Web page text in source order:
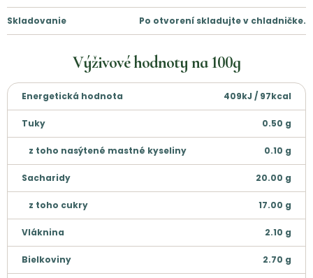
Skladovanie Po otvorení skladujte v chladničke.
Výživové hodnoty na100g
Energetická hodnota 409kJ / 97kcal
Tuky 0.50 g
z toho nasýtené mastné kyseliny 0.10 g
Sacharidy 20.00 g
z toho cukry 17.00 g
Vláknina 2.10 g
Bielkoviny 2.70 g